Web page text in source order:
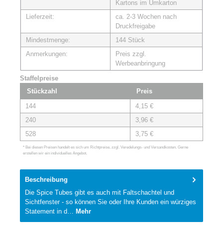
Kartons im Umkarton
Lieferzeit:
ca. 2-3 Wochen nach
Druckfreigabe
Mindestmenge:
144 Stück
Anmerkungen:
Preis zzgl.
Werbeanbringung
Staffelpreise
Stückzahl
Preis
144
4,15 €
240
3,96 €
528
3,75 €
* Bei diesen Preisen handelt es sich um Richtpreise, zzgl. Veredelungs- und Versandkosten. Gerne
erstellen wir ein individuelles Angebot.
Beschreibung
Die Spice Tubes gibt es auch mit Faltschachtel und
Sichtfenster - so können Sie oder Ihre Kunden ein würziges
Statement in d… Mehr